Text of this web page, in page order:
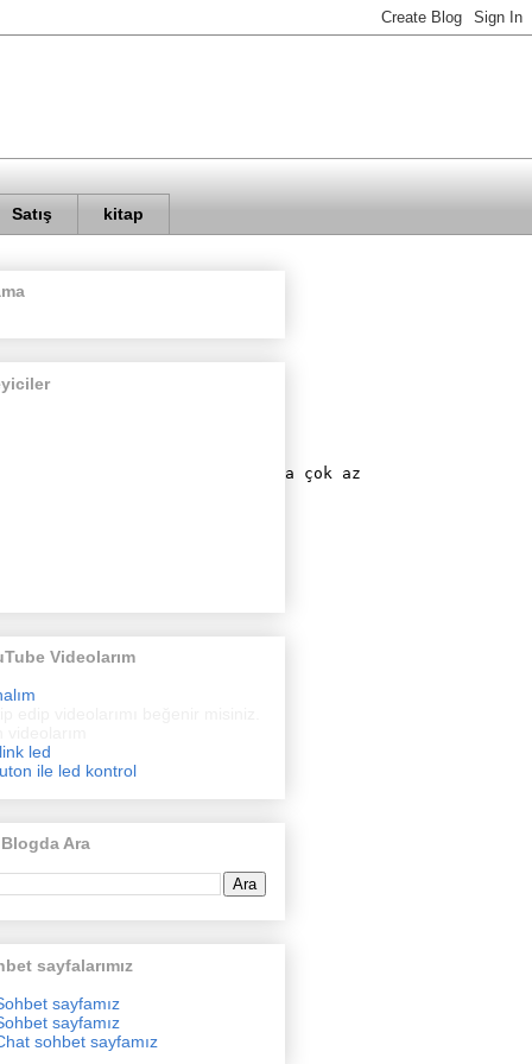
Satış kitap
sadece
yedek parçadır. Dolayısıyla çok az
yapılması gerekir.
ünitesinden oluşur.
Videolarım
led
ile led kontrol
Ara
sayfalarımız
sayfamız
sayfamız
sohbet sayfamız